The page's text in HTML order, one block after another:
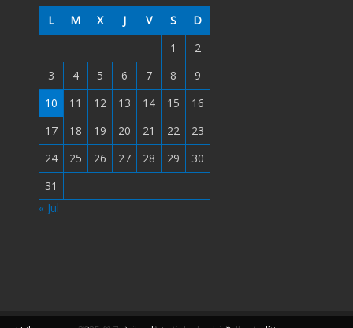
L
M X J V S
D
1
2
3
4 5 6 7 8
9
10
11 12 13 14 15
16
17
18 19 20 21 22
23
24
25 26 27 28 29
30
31
« Jul